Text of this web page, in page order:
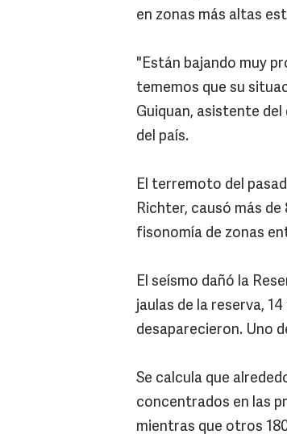
en zonas más altas
"Están bajando muy
tememos que su
Guiquan, asistente
del país.
El terremoto del
Richter, causó más
fisonomía de zonas
El seísmo dañó la
jaulas de la reserva,
desaparecieron. Uno
Se calcula que
concentrados en las
mientras que otros